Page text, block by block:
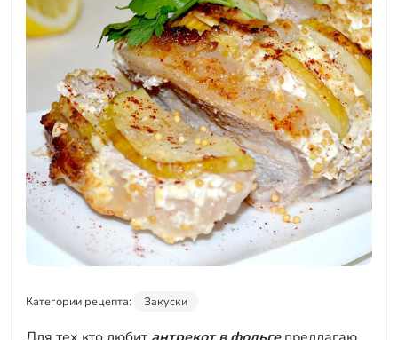
Категории рецепта: Закуски